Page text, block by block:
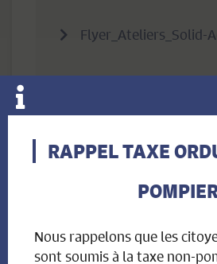
Flyer_Ateliers_Solid-
Liens utiles
RAPPEL TAXE
Nous rappelons que les
sont soumis à la taxe non-